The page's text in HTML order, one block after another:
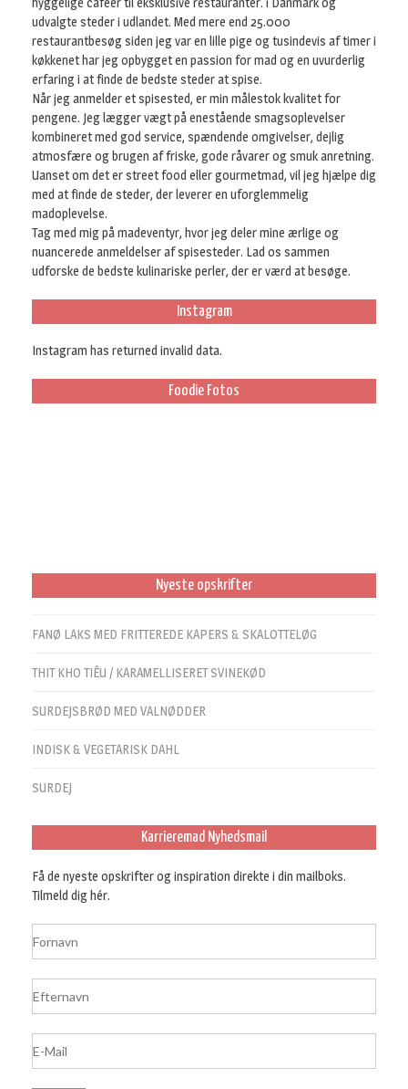
udvalgte steder i udlandet. Med mere end 25.000
restaurantbesøg siden jeg var en lille pige og tusindevis af timer i
køkkenet har jeg opbygget en passion for mad og en uvurderlig
erfaring i at finde de bedste steder at spise.
Når jeg anmelder et spisested, er min målestok kvalitet for
pengene. Jeg lægger vægt på enestående smagsoplevelser
kombineret med god service, spændende omgivelser, dejlig
atmosfære og brugen af friske, gode råvarer og smuk anretning.
Uanset om det er street food eller gourmetmad, vil jeg hjælpe dig
med at finde de steder, der leverer en uforglemmelig
madoplevelse.
Tag med mig på madeventyr, hvor jeg deler mine ærlige og
nuancerede anmeldelser af spisesteder. Lad os sammen
udforske de bedste kulinariske perler, der er værd at besøge.
Instagram
Instagram has returned invalid data.
Foodie Fotos
Nyeste opskrifter
FANØ LAKS MED FRITTEREDE KAPERS & SKALOTTELØG
THIT KHO TIÊU / KARAMELLISERET SVINEKØD
SURDEJSBRØD MED VALNØDDER
INDISK & VEGETARISK DAHL
SURDEJ
Karrieremad Nyhedsmail
Få de nyeste opskrifter og inspiration direkte i din mailboks.
Tilmeld dig hér.